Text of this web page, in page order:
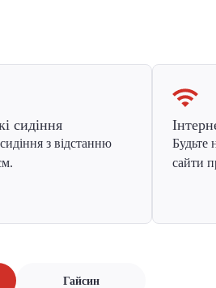
сидіння
з відстанню
Будьте
сайти
Гайсин